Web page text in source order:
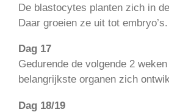
De blastocytes planten zich in
Daar groeien ze uit tot embryo’s.
Dag 17
Gedurende de volgende 2
belangrijkste organen zich
Dag 18/19